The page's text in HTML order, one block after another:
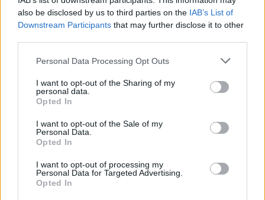
also be disclosed by us to third parties on the IAB’s List of
Downstream Participants that may further disclose it to other
Personal Data Processing Opt Outs
I want to opt-out of the Sharing of my
personal data.
Opted In
I want to opt-out of the Sale of my
Personal Data.
Opted In
I want to opt-out of processing my
Personal Data for Targeted Advertising.
Opted In
Twitter @Calciopremier